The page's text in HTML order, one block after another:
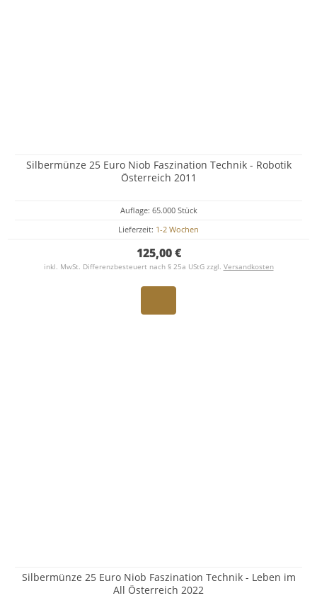
Silbermünze 25 Euro Niob Faszination Technik - Robotik
Österreich 2011
Auflage: 65.000 Stück
Lieferzeit: 1-2 Wochen
125,00 €
inkl. MwSt. Differenzbesteuert nach § 25a UStG zzgl. Versandkosten
Silbermünze 25 Euro Niob Faszination Technik - Leben im
All Österreich 2022